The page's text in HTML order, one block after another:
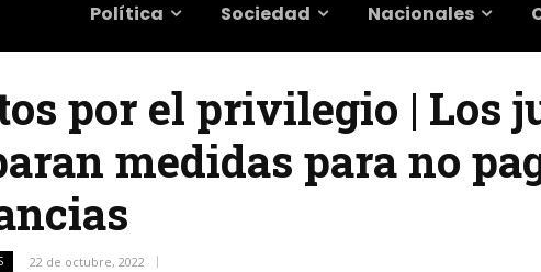
Política Sociedad Nacionales
por el privilegio | Los
medidas para no
22 de octubre, 2022